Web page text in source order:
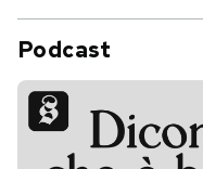
Podcast